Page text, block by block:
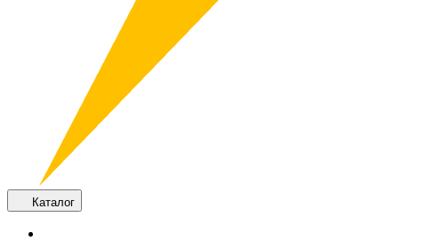
Каталог